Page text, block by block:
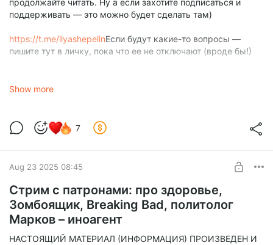
продолжайте читать. Ну а если захотите подписаться и
поддерживать — это можно будет сделать там)
https://t.me/ilyashepelinЕсли будут какие-то вопросы —
пишите тут в личку, пока что ее не отключают (вроде бы!)
Show more
7
Aug 23 2025 08:45
Стрим с патронами: про здоровье,
Зомбоящик, Breaking Bad, политолог
Марков – иноагент
НАСТОЯЩИЙ МАТЕРИАЛ (ИНФОРМАЦИЯ) ПРОИЗВЕДЕН И